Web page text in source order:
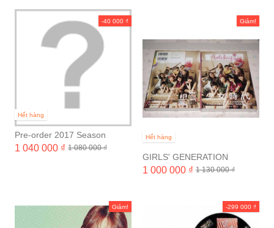
-40 000 ₫
Hết hàng
Pre-order 2017 Season
Greetings SNSD, EXO, f(x),
1 040 000 ₫ 1 080 000 ₫
Giảm!
Hết hàng
GIRLS' GENERATION
HOLIDAY
1 000 000 ₫ 1 130 000 ₫
Giảm! -299 000 ₫